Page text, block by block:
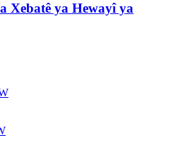
Xebatê ya Hewayî ya